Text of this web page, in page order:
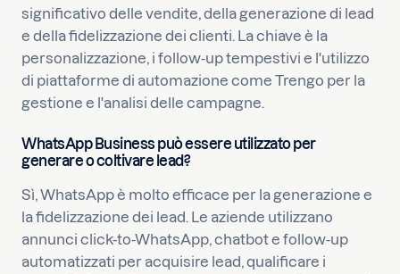
significativo delle vendite, della generazione di lead
e della fidelizzazione dei clienti. La chiave è la
personalizzazione, i follow-up tempestivi e l'utilizzo
di piattaforme di automazione come Trengo per la
gestione e l'analisi delle campagne.
WhatsApp Business può essere utilizzato per
generare o coltivare lead?
Sì, WhatsApp è molto efficace per la generazione e
la fidelizzazione dei lead. Le aziende utilizzano
annunci click-to-WhatsApp, chatbot e follow-up
automatizzati per acquisire lead, qualificare i